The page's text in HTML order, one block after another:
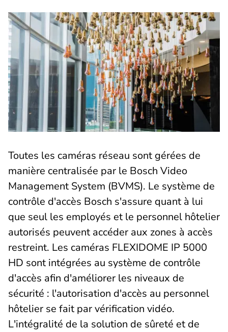
Toutes les caméras réseau sont gérées de
manière centralisée par le Bosch Video
Management System (BVMS). Le système de
contrôle d'accès Bosch s'assure quant à lui
que seul les employés et le personnel hôtelier
autorisés peuvent accéder aux zones à accès
restreint. Les caméras FLEXIDOME IP 5000
HD sont intégrées au système de contrôle
d'accès afin d'améliorer les niveaux de
sécurité : l'autorisation d'accès au personnel
hôtelier se fait par vérification vidéo.
L'intégralité de la solution de sûreté et de